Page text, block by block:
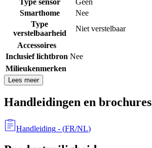
Smarthome
Nee
Type
verstelbaarheid
Niet verstelbaar
Accessoires
Inclusief lichtbron Nee
Milieukenmerken
Lees meer
Handleidingen en brochures
Handleiding - (FR/NL)